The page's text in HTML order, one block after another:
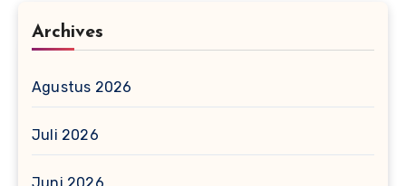
Archives
Agustus 2026
Juli 2026
Juni 2026